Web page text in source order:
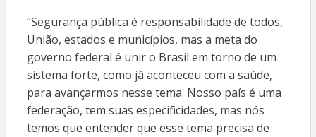
“Segurança pública é responsabilidade de todos,
União, estados e municípios, mas a meta do
governo federal é unir o Brasil em torno de um
sistema forte, como já aconteceu com a saúde,
para avançarmos nesse tema. Nosso país é uma
federação, tem suas especificidades, mas nós
temos que entender que esse tema precisa de